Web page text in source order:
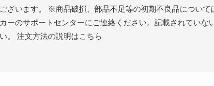
ざいます。 ※商品破損、部品不足等の初期不良品について
ーのサポートセンターにご連絡ください。記載されていな
。 注文方法の説明はこちら